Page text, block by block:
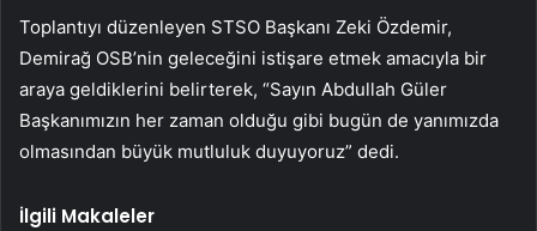
Toplantıyı düzenleyen STSO Başkanı Zeki Özdemir,
Demirağ OSB’nin geleceğini istişare etmek amacıyla bir
araya geldiklerini belirterek, “Sayın Abdullah Güler
Başkanımızın her zaman olduğu gibi bugün de yanımızda
olmasından büyük mutluluk duyuyoruz” dedi.
İlgili Makaleler